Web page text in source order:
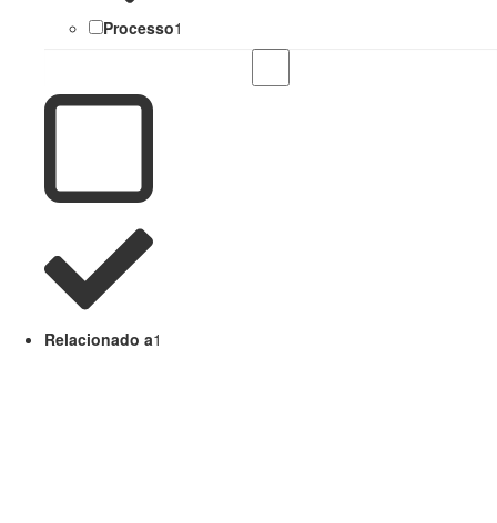
Processo1
Relacionado a1